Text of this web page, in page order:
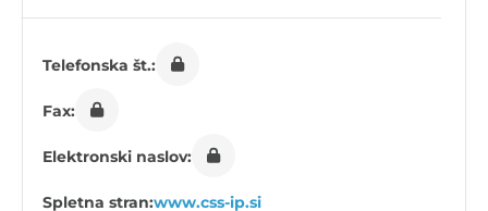
Telefonska št.:
Fax:
Elektronski naslov:
Spletna stran:www.css-ip.si